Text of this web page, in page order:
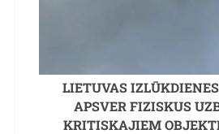
LIETUVAS
APSVER FIZISKUS
KRITISKAJIEM